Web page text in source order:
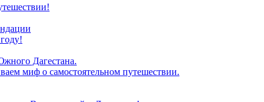
Дагестана.
миф о самостоятельном путешествии.